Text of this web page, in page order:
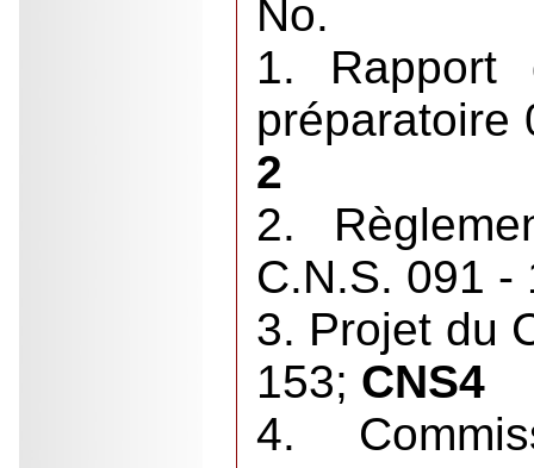
No.
1. Rapport
2
2.
C.N.S. 091 -
3. Projet du
153; CNS4
4.